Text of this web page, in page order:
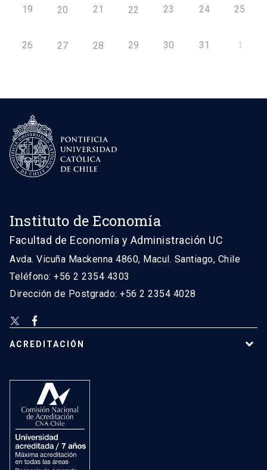
19 20 21 22 23 24 25
26 27 28 29 30 31 1
Instituto de Economía
Facultad de Economía y Administración UC
Avda. Vicuña Mackenna 4860, Macul. Santiago, Chile
Teléfono: +56 2 2354 4303
Dirección de Postgrado: +56 2 2354 4028
ACREDITACIÓN